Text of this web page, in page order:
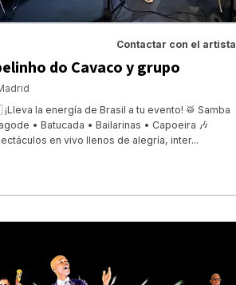
Contactar con el artista
do Cavaco y grupo
la energía de Brasil a tu evento! 🥁 Samba
• Batucada • Bailarinas • Capoeira 🎶
en vivo llenos de alegría, inter...